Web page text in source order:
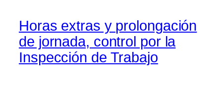
Horas extras y prolongación
de jornada, control por la
Inspección de Trabajo